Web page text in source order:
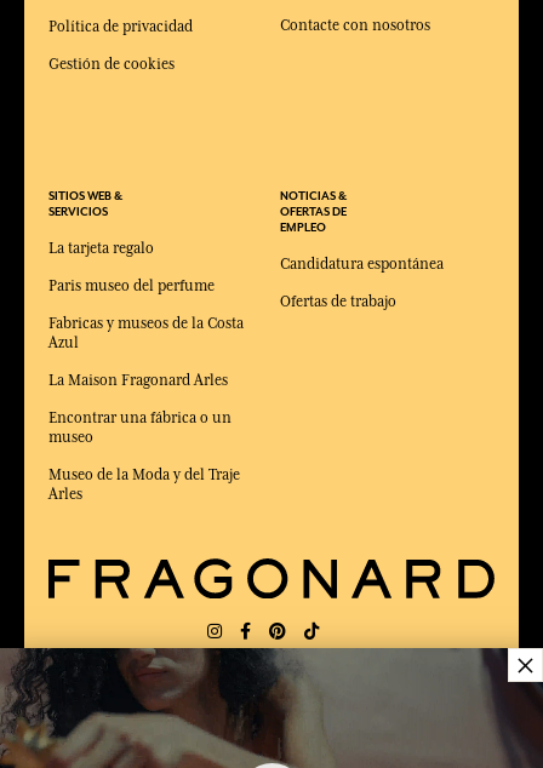
Política de privacidad
Gestión de cookies
SITIOS WEB &
SERVICIOS
La tarjeta regalo
Paris museo del perfume
Fabricas y museos de la Costa
Azul
La Maison Fragonard Arles
Encontrar una fábrica o un
museo
Museo de la Moda y del Traje
Arles
Contacte con nosotros
NOTICIAS &
OFERTAS DE
EMPLEO
Candidatura espontánea
Ofertas de trabajo
ENTREGA: FR
×